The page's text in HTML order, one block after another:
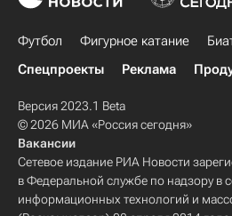
Футбол Фигурное катание
Спецпроекты
Реклама
Версия 2023.1 Beta
© 2026 МИА «Россия сегодня»
Вакансии
Сетевое издание РИА Новости
в Федеральной службе по надзору в
информационных технологий и